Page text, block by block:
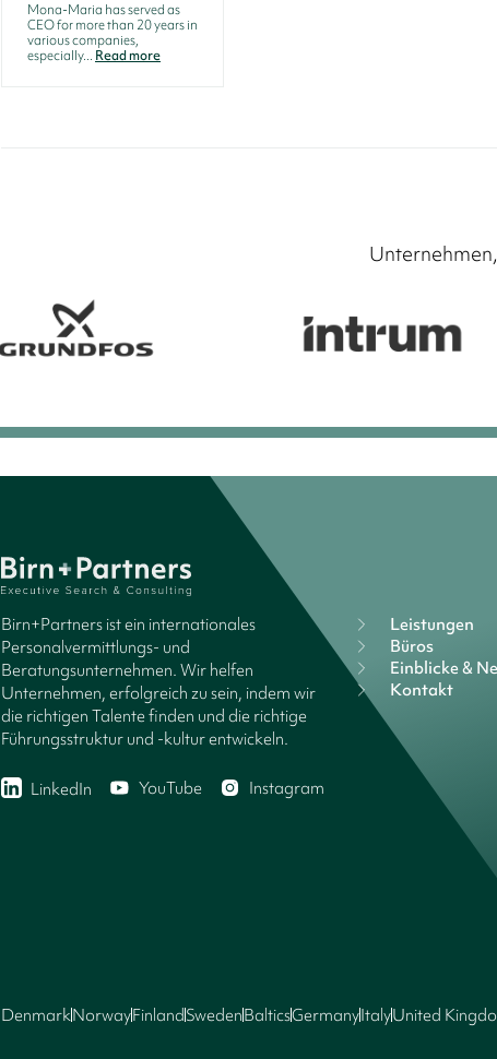
Mona-Maria has served as
CEO for more than 20 years in
various companies,
especially... Read more
Birn+Partners ist ein internationales
Personalvermittlungs- und
Beratungsunternehmen. Wir helfen
Unternehmen, erfolgreich zu sein, indem wir
die richtigen Talente finden und die richtige
Führungsstruktur und -kultur entwickeln.
LinkedIn YouTube Instagram
Leistungen
Büros
Einblicke &
Kontakt
DenmarkNorwayFinlandSwedenBalticsGermanyItalyUnited